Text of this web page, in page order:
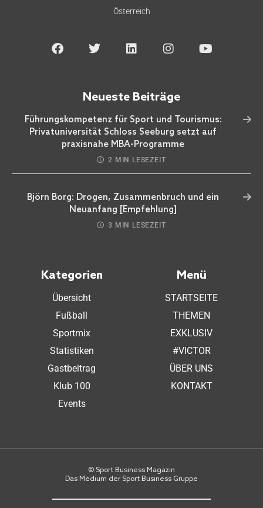
Österreich
Neueste Beiträge
Führungskompetenz für Sport und Tourismus:
Privatuniversität Schloss Seeburg setzt auf
praxisnahe MBA-Programme
2 MIN LESEZEIT
Björn Borg: Drogen, Zusammenbruch und ein
Neuanfang [Empfehlung]
3 MIN LESEZEIT
Kategorien
Übersicht
Fußball
Sportmix
Statistiken
Gastbeitrag
Klub 100
Events
Menü
STARTSEITE
THEMEN
EXKLUSIV
#VICTOR
ÜBER UNS
KONTAKT
© Sport Business Magazin
Das Medium der Sport Business Gruppe